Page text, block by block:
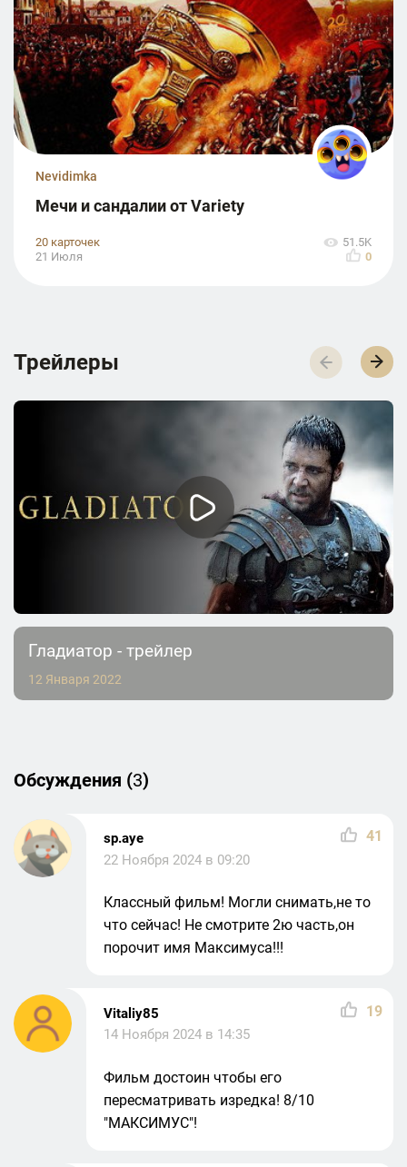
Nevidimka
Мечи и сандалии от Variety
20 карточек
51.5K
21 Июля
0
Трейлеры
Гладиатор - трейлер
12 Января 2022
Обсуждения (3)
sp.aye
22 Ноября 2024 в 09:20
Классный фильм! Могли снимать,не то
что сейчас! Не смотрите 2ю часть,он
порочит имя Максимуса!!!
41
Vitaliy85
14 Ноября 2024 в 14:35
Фильм достоин чтобы его
пересматривать изредка! 8/10
"МАКСИМУС"!
19